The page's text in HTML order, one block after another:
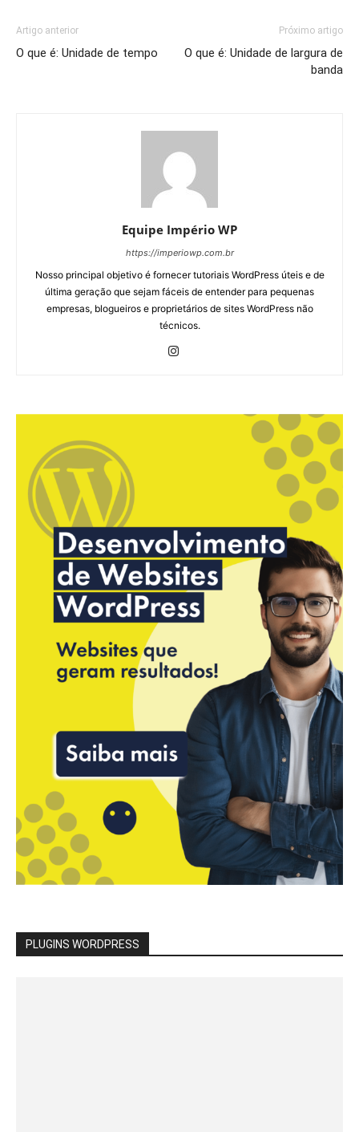
Artigo anterior
O que é: Unidade de tempo
Próximo artigo
O que é: Unidade de largura de
banda
Equipe Império WP
https://imperiowp.com.br
Nosso principal objetivo é fornecer tutoriais WordPress úteis e de
última geração que sejam fáceis de entender para pequenas
empresas, blogueiros e proprietários de sites WordPress não
técnicos.
PLUGINS WORDPRESS